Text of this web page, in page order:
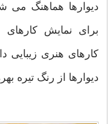
دیوارها هماهنگ می
برای نمایش کارهای
کارهای هنری
دیوارها از رنگ تیره